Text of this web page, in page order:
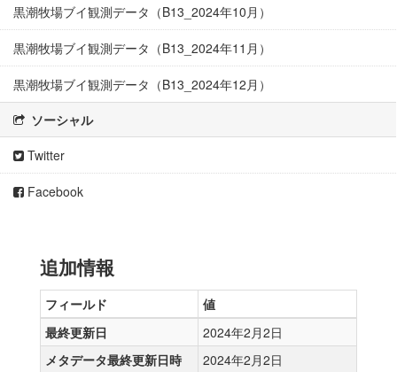
黒潮牧場ブイ観測データ（B13_2024年10月）
黒潮牧場ブイ観測データ（B13_2024年11月）
黒潮牧場ブイ観測データ（B13_2024年12月）
ソーシャル
Twitter
Facebook
追加情報
フィールド
値
最終更新日
2024年2月2日
メタデータ最終更新日時
2024年2月2日